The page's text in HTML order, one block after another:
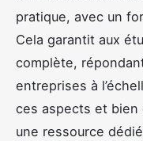
pratique, avec un
Cela garantit aux
complète,
entreprises à
ces aspects et bien
une ressource